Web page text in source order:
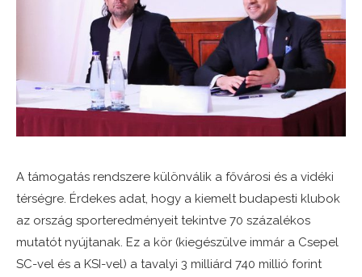
A támogatás rendszere különválik a fővárosi és a vidéki
térségre. Érdekes adat, hogy a kiemelt budapesti klubok
az ország sporteredményeit tekintve 70 százalékos
mutatót nyújtanak. Ez a kör (kiegészülve immár a Csepel
SC-vel és a KSI-vel) a tavalyi 3 milliárd 740 millió forint